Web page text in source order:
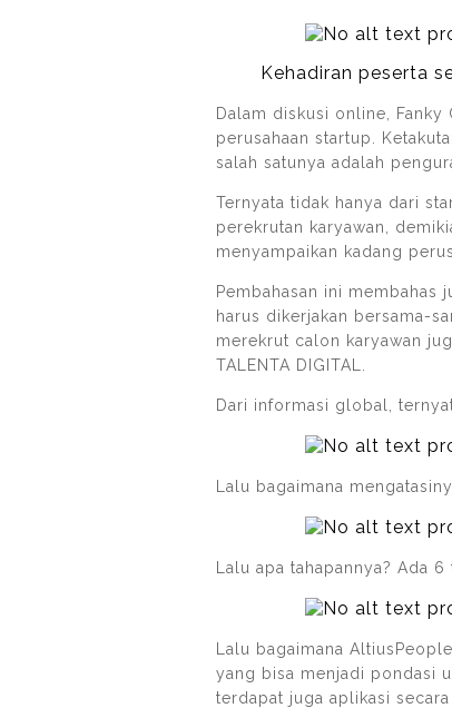
Kehadiran peserta
Dalam diskusi online,
perusahaan startup.
salah satunya adalah
Ternyata tidak hanya dari
perekrutan karyawan,
menyampaikan kadang
Pembahasan ini membahas
harus dikerjakan bersama-
merekrut calon karyawan
TALENTA DIGITAL.
Dari informasi global,
Lalu bagaimana
Lalu apa tahapannya? Ada
Lalu bagaimana
yang bisa menjadi pondasi
terdapat juga aplikasi